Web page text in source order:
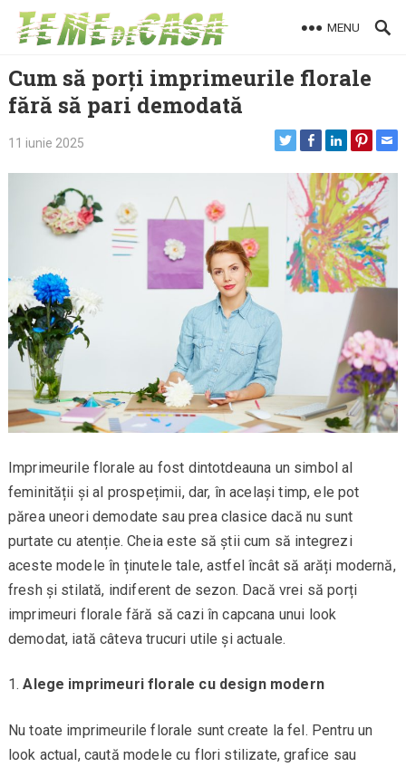
Skip
MENU
Cum să porți imprimeurile florale
fără să pari demodată
11 iunie 2025
Imprimeurile florale au fost dintotdeauna un simbol al
feminității și al prospețimii, dar, în același timp, ele pot
părea uneori demodate sau prea clasice dacă nu sunt
purtate cu atenție. Cheia este să știi cum să integrezi
aceste modele în ținutele tale, astfel încât să arăți modernă,
fresh și stilată, indiferent de sezon. Dacă vrei să porți
imprimeuri florale fără să cazi în capcana unui look
demodat, iată câteva trucuri utile și actuale.
Alege imprimeuri florale cu design modern
Nu toate imprimeurile florale sunt create la fel. Pentru un
look actual, caută modele cu flori stilizate, grafice sau